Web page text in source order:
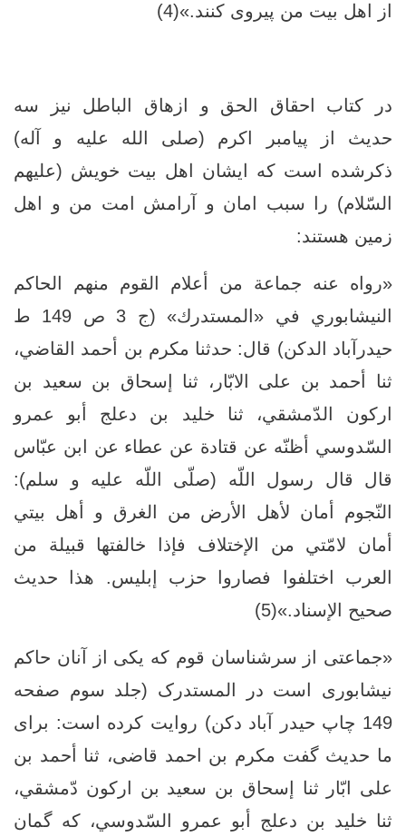
از اهل بيت من پيروى كنند.»(4)
در کتاب احقاق الحق و ازهاق الباطل نیز سه
حدیث از پیامبر اکرم (صلی الله علیه و آله)
ذکرشده است که ایشان اهل بیت خویش (علیهم
السّلام) را سبب امان و آرامش امت من و اهل
زمین هستند:
«رواه عنه جماعة من أعلام القوم منهم الحاكم
النيشابوري في «المستدرك» (ج 3 ص 149 ط
حيدرآباد الدكن) قال: حدثنا مكرم بن أحمد القاضي،
ثنا أحمد بن على الابّار، ثنا إسحاق بن سعيد بن
اركون الدّمشقي، ثنا خليد بن دعلج أبو عمرو
السّدوسي أظنّه عن قتادة عن عطاء عن ابن عبّاس
قال قال رسول اللّه (صلّى اللّه عليه و سلم):
النّجوم أمان لأهل الأرض من الغرق و أهل بيتي
أمان لامّتي من الإختلاف فإذا خالفتها قبيلة من
العرب اختلفوا فصاروا حزب إبليس. هذا حديث
صحيح الإسناد.»(5)
«جماعتی از سرشناسان قوم که یکی از آنان حاکم
نیشابوری است در المستدرک (جلد سوم صفحه
149 چاپ حیدر آباد دکن) روایت کرده است: برای
ما حدیث گفت مکرم بن احمد قاضی، ثنا أحمد بن
على ابّار ثنا إسحاق بن سعيد بن اركون دّمشقي،
ثنا خليد بن دعلج أبو عمرو السّدوسي، که‌ گمان